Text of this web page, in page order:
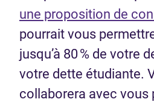
une proposition de
pourrait vous
jusqu’à 80 % de votre
votre dette étudiante.
collaborera avec vous